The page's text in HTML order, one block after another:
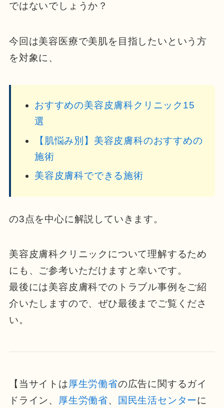
ではないでしょうか？
今回は美容医療で美肌を目指したいという方
を対象に、
おすすめの美容皮膚科クリニック15
選
【肌悩み別】美容皮膚科のおすすめの
施術
美容皮膚科でできる施術
の3点を中心に解説していきます。
美容皮膚科クリニックについて理解するため
にも、ご参考いただけますと幸いです。
最後には美容皮膚科でのトラブル事例をご紹
介いたしますので、ぜひ最後までご覧くださ
い。
【当サイトは厚生労働省の広告に関するガイ
ドライン、 厚生労働省、 国民生活センターに